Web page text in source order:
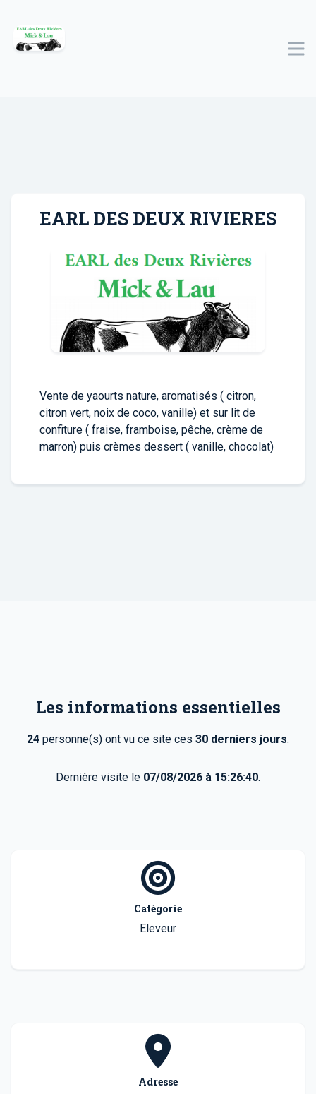
EARL DES DEUX RIVIERES
Vente de yaourts nature, aromatisés ( citron,
citron vert, noix de coco, vanille) et sur lit de
confiture ( fraise, framboise, pêche, crème de
marron) puis crèmes dessert ( vanille, chocolat)
Les informations essentielles
24 personne(s) ont vu ce site ces 30 derniers jours.
Dernière visite le 07/08/2026 à 15:26:40.
Catégorie
Eleveur
Adresse